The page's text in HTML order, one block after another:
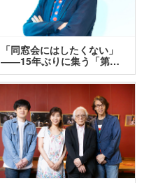
「同窓会にはしたくない」
――15年ぶりに集う「第…